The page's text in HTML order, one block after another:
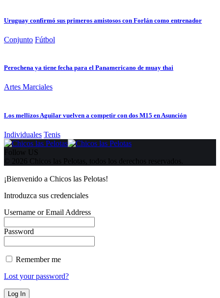
Uruguay confirmó sus primeros amistosos con Forlán como entrenador
Conjunto Fútbol
Perochena ya tiene fecha para el Panamericano de muay thai
Artes Marciales
Los mellizos Aguilar vuelven a competir con dos M15 en Asunción
Individuales Tenis
Follow US
© 2026 Chicos las Pelotas, todos los derechos reservados.
¡Bienvenido a Chicos las Pelotas!
Introduzca sus credenciales
Username or Email Address
Password
Remember me
Lost your password?